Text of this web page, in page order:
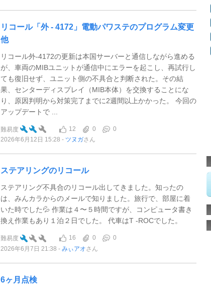
リコール「外 - 4172」電動パワステのプログラム変更
他
リコール外-4172の更新は本国サーバーと通信しながら進める
が、車両のMIBユニットが通信中にエラーを起こし、再試行し
ても復旧せず、ユニット側の不具合と判断された。その結
果、センターディスプレイ（MIB本体）を交換することにな
り、原因判明から対策完了までに2週間以上かかった。 今回の
アップデートで ...
難易度 12 0
0
2026年6月12日 15:28
ツヌガさん
ステアリングのリコール
ステアリング不具合のリコール出してきました。知ったの
は、みんカラからのメールで知りました。旅行で、部屋に着
いた時でした💦 作業は４〜５時間ですが、コンピュータ書き
換え作業もあり１泊２日でした。 代車はT -ROCでした。
難易度 16 0
0
2026年6月7日 21:38
みぃアオさん
6ヶ月点検